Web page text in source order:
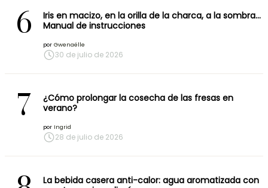
6
Iris en macizo, en la orilla de la charca, a la sombra…
Manual de instrucciones
por Gwenaëlle
30 de julio de 2026
7
¿Cómo prolongar la cosecha de las fresas en
verano?
por Ingrid
28 de julio de 2026
La bebida casera anti-calor: agua aromatizada con